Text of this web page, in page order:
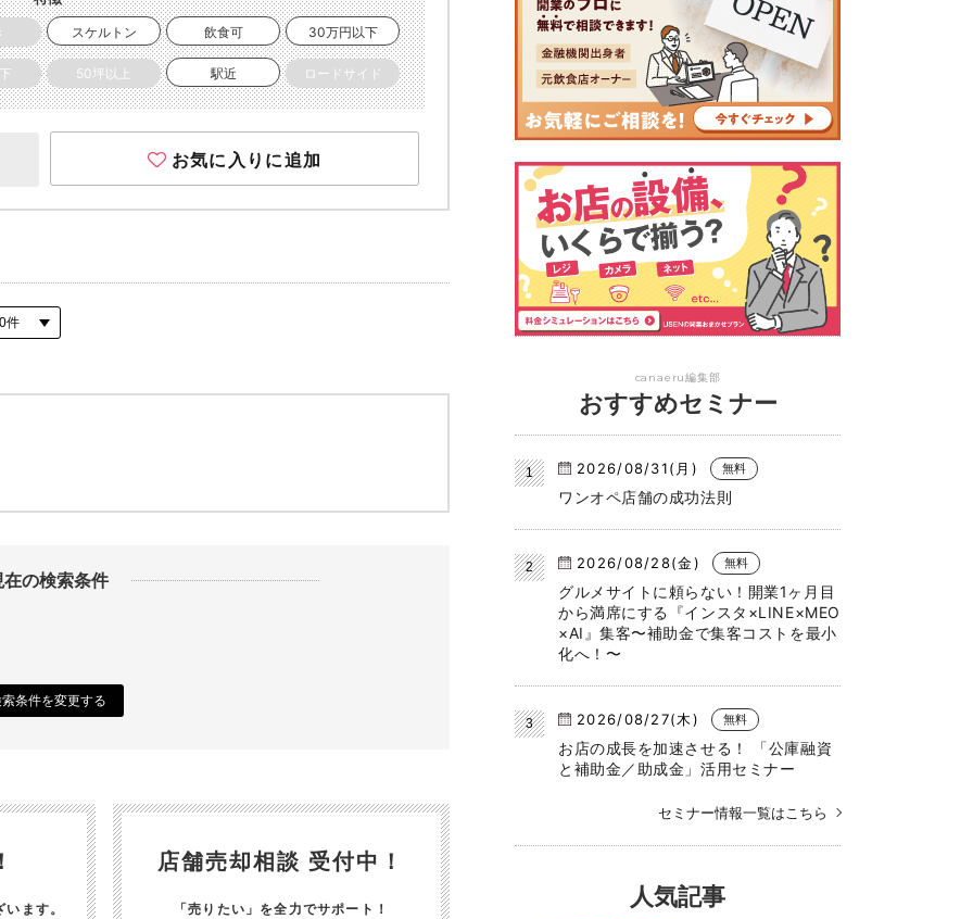
スケルトン 飲食可 30万円以下
50坪以上 駅近 ロードサイド
お気に入りに追加
在の検索条件
条件を変更する
ます。
店舗売却相談 受付中！
「売りたい」を全力でサポート！
canaeru編集部
おすすめセミナー
2026/08/31(月) 無料
ワンオペ店舗の成功法則
2026/08/28(金) 無料
グルメサイトに頼らない！開業1ヶ月目
から満席にする『インスタ×LINE×MEO
×AI』集客〜補助金で集客コストを最小
化へ！〜
2026/08/27(木) 無料
お店の成長を加速させる！ 「公庫融資
と補助金／助成金」活用セミナー
セミナー情報一覧はこちら
人気記事